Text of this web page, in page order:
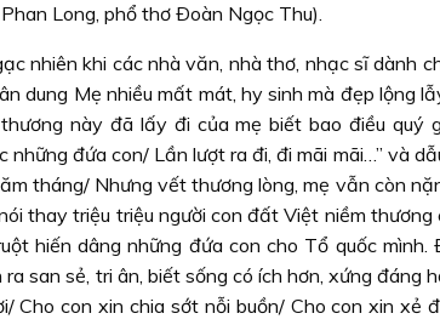
Long, phổ thơ Ðoàn Ngọc Thu).
nhiên khi các nhà văn, nhà thơ, nhạc sĩ dành
dung Mẹ nhiều mất mát, hy sinh mà đẹp lộng
này đã lấy đi của mẹ biết bao điều quý
những đứa con/ Lần lượt ra đi, đi mãi mãi…” và
tháng/ Nhưng vết thương lòng, mẹ vẫn còn
thay triệu triệu người con đất Việt niềm
hiến dâng những đứa con cho Tổ quốc
san sẻ, tri ân, biết sống có ích hơn, xứng đáng
Cho con xin chia sớt nỗi buồn/ Cho con xin xẻ